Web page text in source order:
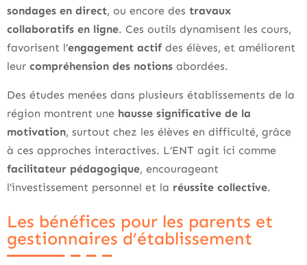
sondages en direct, ou encore des travaux
collaboratifs en ligne. Ces outils dynamisent les cours,
favorisent l’engagement actif des élèves, et améliorent
leur compréhension des notions abordées.
Des études menées dans plusieurs établissements de la
région montrent une hausse significative de la
motivation, surtout chez les élèves en difficulté, grâce
à ces approches interactives. L’ENT agit ici comme
facilitateur pédagogique, encourageant
l’investissement personnel et la réussite collective.
Les bénéfices pour les parents et
gestionnaires d’établissement